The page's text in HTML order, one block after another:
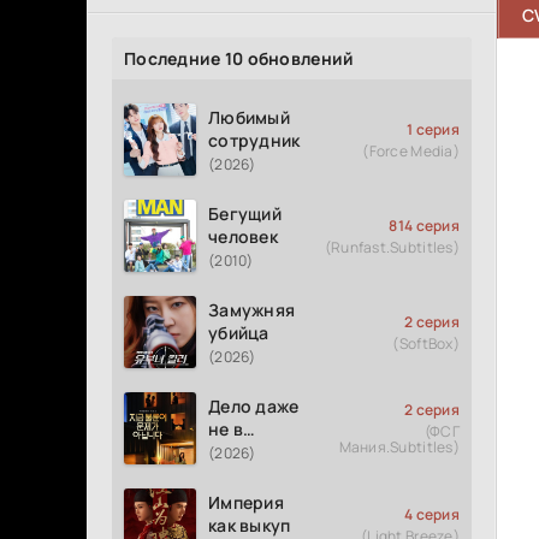
Последние 10 обновлений
Любимый
сотрудник
(2026)
1 серия
(Force Media)
Бегущий
человек
(2010)
814 серия
(Runfast.Subtitles)
Замужняя
убийца
(2026)
2 серия
(SoftBox)
Дело даже
не в
измене
(2026)
2 серия
(ФСГ
Мания.Subtitles)
Империя
как выкуп
4 серия